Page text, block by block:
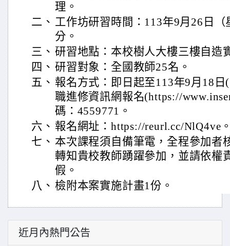
理。
二、 工作坊研習時間：113年9月26日
分。
三、 研習地點：本校樹人大樓三樓自造
四、 研習對象：全國教師25名。
五、 報名方式：即日起至113年9月18
職進修資訊網報名(https://
碼：4559771。
六、 報名網址：https://reurl.cc/NlQ4ve
七、 本次課程須自備筆電，全程參加者
轉知貴校教師踴躍參加，並請依權
假。
八、 檢附本案實施計畫1份。
近月內熱門公告